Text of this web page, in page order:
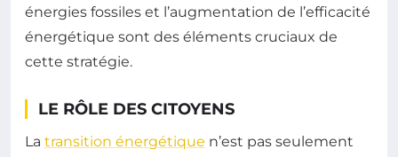
énergies fossiles et l’augmentation de l’efficacité
énergétique sont des éléments cruciaux de
cette stratégie.
LE RÔLE DES CITOYENS
La transition énergétique n’est pas seulement